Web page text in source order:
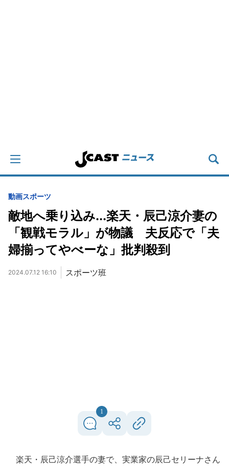
動画スポーツ
敵地へ乗り込み...楽天・辰己涼介妻の
「観戦モラル」が物議 夫反応で「夫
婦揃ってやべーな」批判殺到
2024.07.12 16:10 スポーツ班
1
楽天・辰己涼介選手の妻で、実業家の辰己セリーナさん